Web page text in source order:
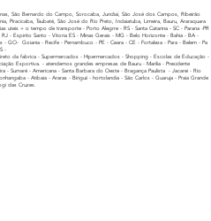
São Bernardo do Campo, Sorocaba, Jundiaí, São José dos Campos, Ribeirão
Piracicaba, Taubaté, São José do Rio Preto, Indaiatuba, Limeira, Bauru, Araraquara
uteis + o tempo de transporte - Porto Alegrre - RS - Santa Catarina - SC - Parana -PR
- Espirito Santo - Vitoria ES - Minas Gerais - MG - Belo Horizonte - Bahia - BA -
- GO- Goiania - Recife - Pernambuco - PE - Ceara - CE - Fortaleza - Para - Belem - Pa
-
da fabrica - Supermercados - Hipermercados - Shopping - Escolas de Educação -
Esportiva. - atendemos grandes empresas de Bauru - Marilia - Presidente
- Sumaré - Americana - Santa Barbara do Oeste - Bragança Paulista - Jacarei - Rio
- Atibaia - Araras - Biriguii - hortolandia - São Carlos - Guaruja - Praia Grande
das Cruzes.